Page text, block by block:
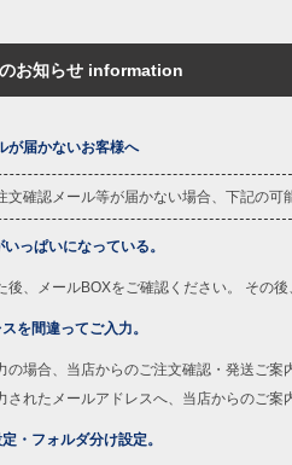
お知らせ information
が届かないお客様へ
文確認メール等が届かない場合、下記の可
っぱいになっている。
後、メールBOXをご確認ください。 その
を間違ってご入力。
の場合、当店からのご注文確認・発送ご案
されたメールアドレスへ、当店からのご案
・フォルダ分け設定。